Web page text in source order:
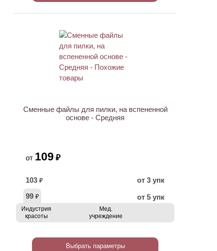
Сменные файлы для пилки, на вспененной
основе - Средняя
от 109 ₽
103 ₽
от 3 упк
99 ₽ от 5 упк
Индустрия
красоты
Мед.
учреждение
Выбрать параметры